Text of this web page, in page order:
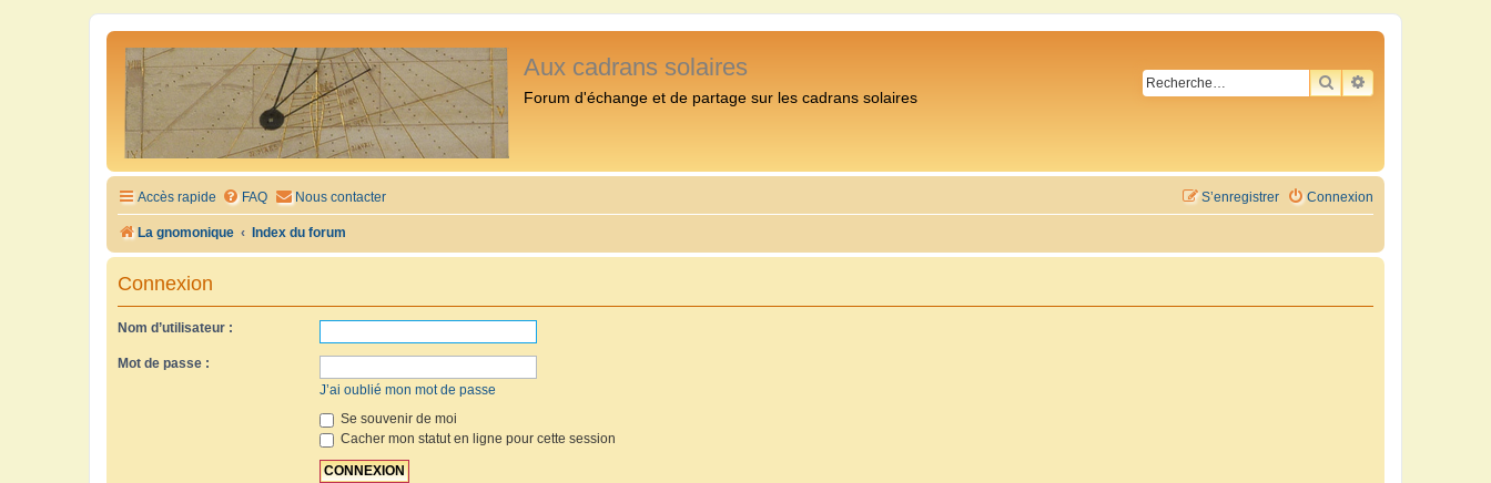
Aux cadrans solaires
Forum d'échange et de partage sur les cadrans solaires
RECHERCHER
RECHERCHE
Accès rapide FAQ Nous contacter Connexion
S’enregistrer
La gnomonique Index du forum
Connexion
Nom d’utilisateur :
Mot de passe :
J’ai oublié mon mot de passe
Se souvenir de moi
Cacher mon statut en ligne pour cette session